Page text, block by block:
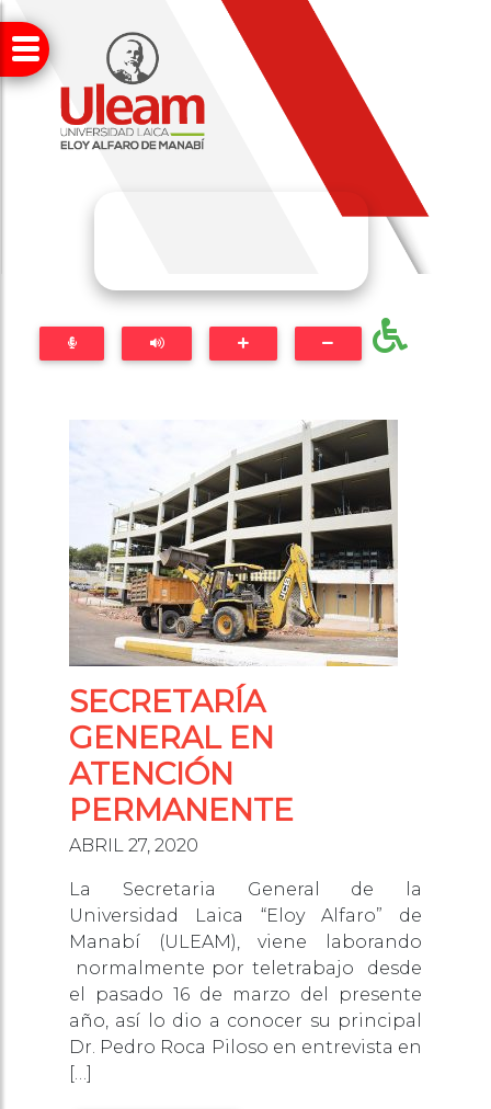
SECRETARÍA
GENERAL EN
ATENCIÓN
PERMANENTE
ABRIL 27, 2020
La Secretaria General de la
Universidad Laica “Eloy Alfaro” de
Manabí (ULEAM), viene laborando
normalmente por teletrabajo desde
el pasado 16 de marzo del presente
año, así lo dio a conocer su principal
Dr. Pedro Roca Piloso en entrevista en
[…]